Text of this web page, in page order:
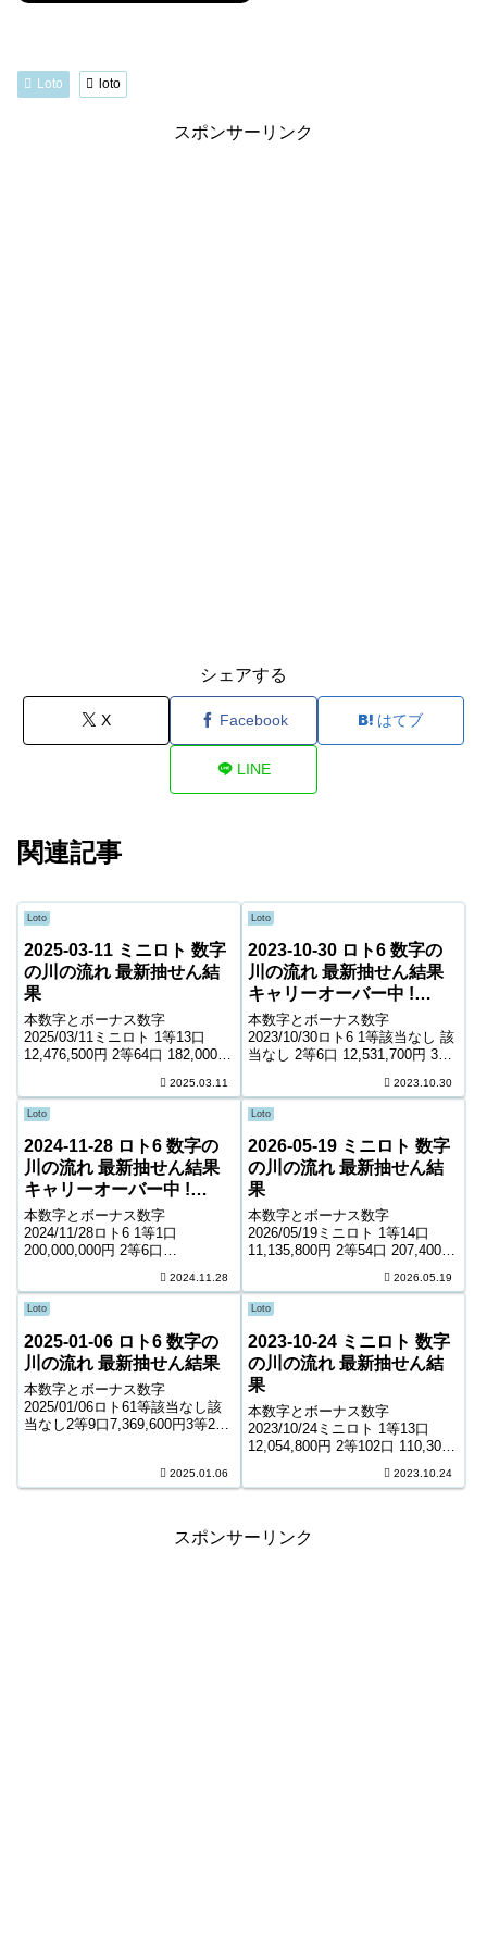
Loto loto
スポンサーリンク
シェアする
X Facebook はてブ
LINE
関連記事
Loto
2025-03-11 ミニロト 数字
の川の流れ 最新抽せん結
果
本数字とボーナス数字
2025/03/11ミニロト 1等13口
12,476,500円 2等64口 182,000円
口 1,100円 ＊抽せんの結果は最
終的に発売元の発表のものと照
合して下...
2025.03.11
Loto
2023-10-30 ロト6 数字の
川の流れ 最新抽せん結果
キャリーオーバー中 !
468,003,679円
本数字とボーナス数字
2023/10/30ロト6 1等該当なし 該
当なし 2等6口 12,531,700円 3等
5,700円 5等215,161口 1,000円
キャリーオーバー 468,00...
2023.10.30
Loto
2024-11-28 ロト6 数字の
川の流れ 最新抽せん結果
キャリーオーバー中 !
27,389,705円
本数字とボーナス数字
2024/11/28ロト6 1等1口
200,000,000円 2等6口
円 4等7,319口 10,600円 5等
127,375口 1,000円 キャリーオー
バー ...
2024.11.28
Loto
2026-05-19 ミニロト 数字
の川の流れ 最新抽せん結
果
本数字とボーナス数字
2026/05/19ミニロト 1等14口
11,135,800円 2等54口 207,400円
1,000円 ＊抽せんの結果は最終的
に発売元の発表のものと照合し
て下さ...
2026.05.19
Loto
2025-01-06 ロト6 数字の
川の流れ 最新抽せん結果
本数字とボーナス数字
2025/01/06ロト61等該当なし該
当なし2等9口7,369,600円3等262
ーバー221,083,304円＊抽せんの
結果...
2025.01.06
Loto
2023-10-24 ミニロト 数字
の川の流れ 最新抽せん結
果
本数字とボーナス数字
2023/10/24ミニロト 1等13口
12,054,800円 2等102口 110,300
56,954口 800円 ＊抽せんの結果
2023.10.24
スポンサーリンク